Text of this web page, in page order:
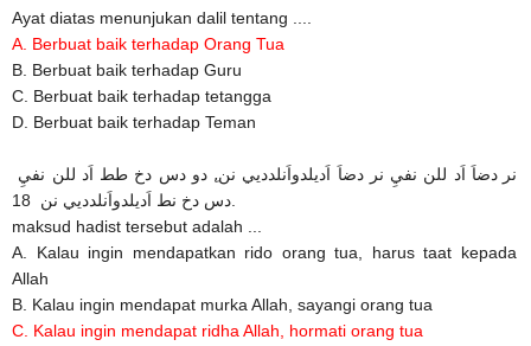
Ayat diatas menunjukan dalil tentang ....
A. Berbuat baik terhadap Orang Tua
B. Berbuat baik terhadap Guru
C. Berbuat baik terhadap tetangga
D. Berbuat baik terhadap Teman
نر دضاَ اَد للن نفيِ نر دضاَ اَديلدواَنلدديي نن,ِ دو دس دخ طط اَد للن نفيِ
maksud hadist tersebut adalah ...
A. Kalau ingin mendapatkan rido orang tua, harus taat kepada
Allah
B. Kalau ingin mendapat murka Allah, sayangi orang tua
C. Kalau ingin mendapat ridha Allah, hormati orang tua